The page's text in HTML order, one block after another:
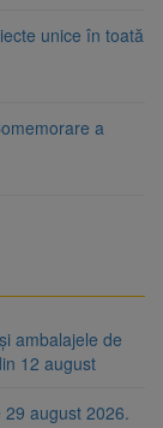
unice în toată
a
ambalajele de
12 august
august 2026.